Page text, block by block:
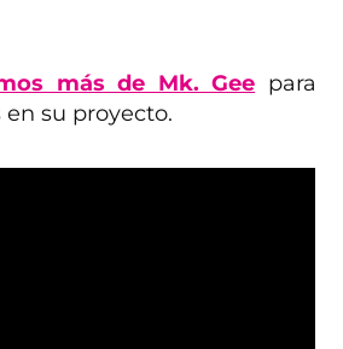
más de Mk. Gee para
su proyecto.